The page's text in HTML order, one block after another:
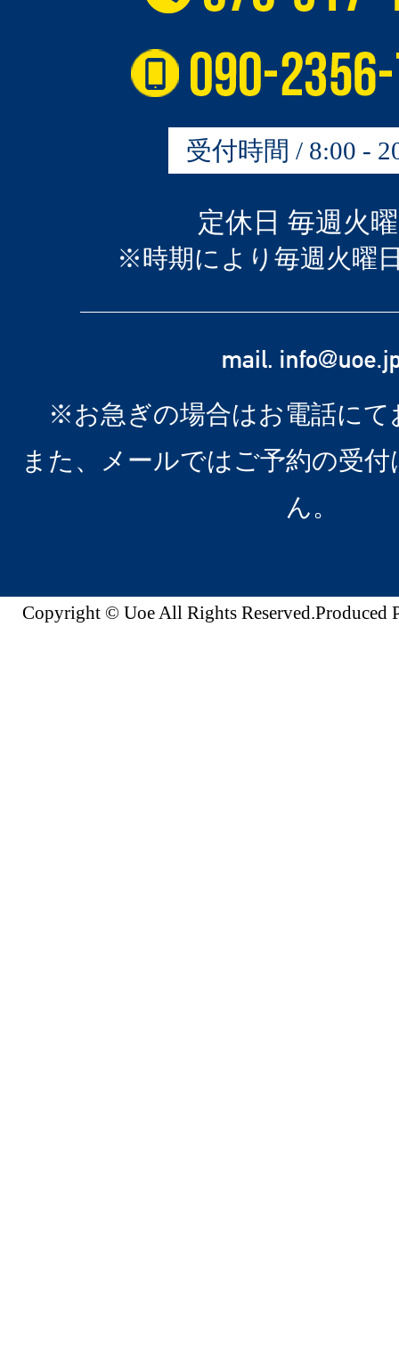
受付時間 / 8:00 -
定休日 毎週火
※時期により毎週火曜
※お急ぎの場合はお電話にて
また、メールではご予約の受
ん。
Copyright © Uoe All Rights Reserved.Produced